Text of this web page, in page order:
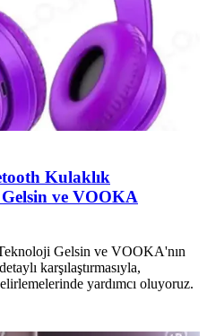
Kulaklık
Gelsin ve VOOKA
Gelsin ve VOOKA'nın
karşılaştırmasıyla,
yardımcı oluyoruz.